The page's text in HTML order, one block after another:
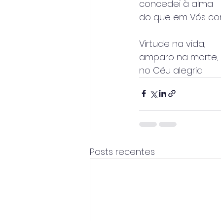
concedei à alma
do que em Vós
Virtude na vida,
amparo na morte,
no Céu alegria.
Posts recentes